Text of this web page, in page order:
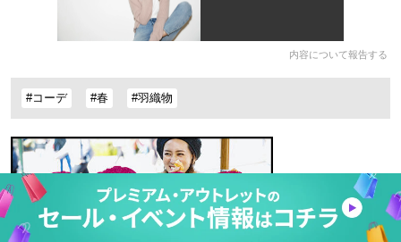
内容について報告する
#コーデ #春 #羽織物